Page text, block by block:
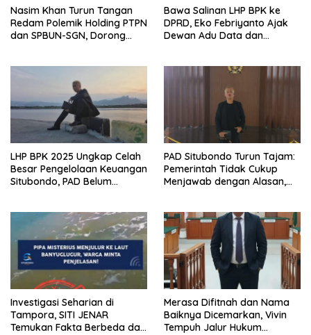
Nasim Khan Turun Tangan
Redam Polemik Holding PTPN
dan SPBUN-SGN, Dorong
Bawa Salinan LHP BPK ke
DPRD, Eko Febriyanto Ajak
Dewan Adu Data dan
LHP BPK 2025 Ungkap Celah
Besar Pengelolaan Keuangan
Situbondo, PAD Belum
PAD Situbondo Turun Tajam:
Pemerintah Tidak Cukup
Menjawab dengan Alasan,
Investigasi Seharian di
Tampora, SITI JENAR
Temukan Fakta Berbeda dari
Merasa Difitnah dan Nama
Baiknya Dicemarkan, Vivin
Tempuh Jalur Hukum